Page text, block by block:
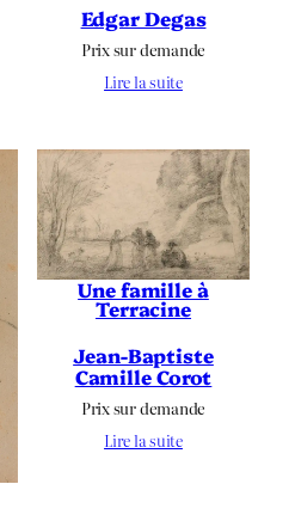
Edgar Degas
Prix sur demande
Lire la suite
Une famille à
Terracine
Jean-Baptiste
Camille Corot
Prix sur demande
Lire la suite